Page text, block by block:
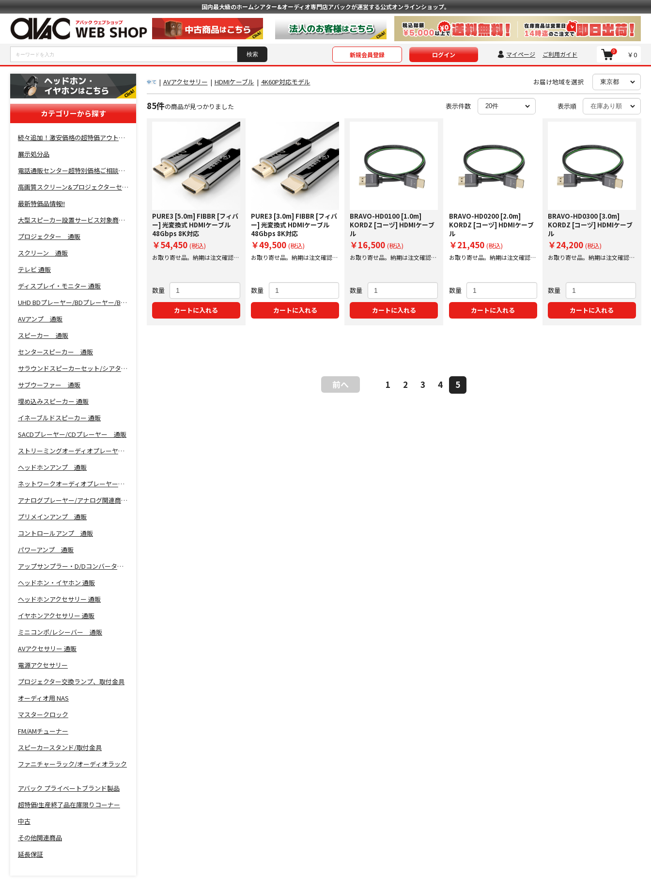
国内最大級のホームシアター&オーディオ専門店アバックが運営する公式オンラインショップ。
新規会員登録 ログイン マイページ ご利用ガイド ￥0
0
カテゴリーから探す
続々追加！激安価格の超特価アウトレットセール開催！
展示処分品
電話通販センター超特別価格ご相談コーナー！
高画質スクリーン&プロジェクターセット超特価！
最新特価品情報!!
大型スピーカー設置サービス対象商品！
プロジェクター 通販
スクリーン 通販
テレビ 通販
ディスプレイ・モニター 通販
UHD BDプレーヤー/BDプレーヤー/BDレコーダー 通販
AVアンプ 通販
スピーカー 通販
センタースピーカー 通販
サラウンドスピーカーセット/シアターバー 通販
サブウーファー 通販
埋め込みスピーカー 通販
イネーブルドスピーカー 通販
SACDプレーヤー/CDプレーヤー 通販
ストリーミングオーディオプレーヤー 通販
ヘッドホンアンプ 通販
ネットワークオーディオプレーヤー 通販
アナログプレーヤー/アナログ関連商品 通販
プリメインアンプ 通販
コントロールアンプ 通販
パワーアンプ 通販
アップサンプラー・D/Dコンバーター 通販
ヘッドホン・イヤホン 通販
ヘッドホンアクセサリー 通販
イヤホンアクセサリー 通販
ミニコンポ/レシーバー 通販
AVアクセサリー 通販
電源アクセサリー
プロジェクター交換ランプ、取付金具
オーディオ用 NAS
マスタークロック
FM/AMチューナー
スピーカースタンド/取付金具
ファニチャーラック/オーディオラック
アバック プライベートブランド製品
超特価!生産終了品在庫限りコーナー
中古
その他関連商品
延長保証
全て | AVアクセサリー | HDMIケーブル | 4K60P対応モデル お届け地域を選択
85件の商品が見つかりました 表示件数 表示順
PURE3 [5.0m] FIBBR [フィバ
ー] 光変換式 HDMIケーブル
48Gbps 8K対応
￥54,450 (税込)
お取り寄せ品。納期は注文確認後
数量
カートに入れる
PURE3 [3.0m] FIBBR [フィバ
ー] 光変換式 HDMIケーブル
48Gbps 8K対応
￥49,500 (税込)
お取り寄せ品。納期は注文確認後
数量
カートに入れる
BRAVO-HD0100 [1.0m]
KORDZ [コーヅ] HDMIケーブ
ル
￥16,500(税込)
お取り寄せ品。納期は注文確認後
数量
カートに入れる
BRAVO-HD0200 [2.0m]
KORDZ [コーヅ] HDMIケーブ
ル
￥21,450 (税込)
お取り寄せ品。納期は注文確認後
数量
カートに入れる
BRAVO-HD0300 [3.0m]
KORDZ [コーヅ] HDMIケーブ
ル
￥24,200 (税込)
お取り寄せ品。納期は注文確認後
数量
カートに入れる
前へ 1 2 3 4 5